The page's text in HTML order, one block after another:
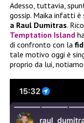
Adesso, tuttavia,
gossip. Maika infatti
a Raul Dumitras.
Temptation Island
di confronto con la
tale motivo oggi è
proprio da lui,